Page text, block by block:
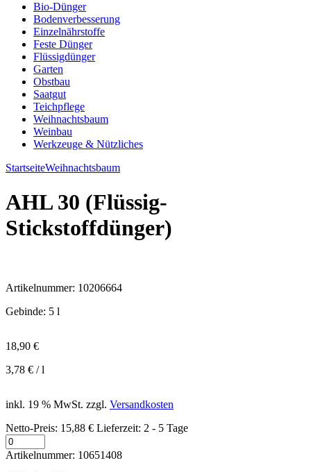
Bio-Dünger
Bodenverbesserung
Einzelnährstoffe
Feste Dünger
Flüssigdünger
Garten
Obstbau
Saatgut
Teichpflege
Weihnachtsbaum
Weinbau
Werkzeuge & Nützliches
StartseiteWeihnachtsbaum
AHL 30 (Flüssig-
Stickstoffdünger)
Artikelnummer: 10206664
Gebinde: 5 l
18,90 €
3,78 € /l
inkl. 19 % MwSt. zzgl. Versandkosten
Netto-Preis: 15,88 € Lieferzeit: 2 - 5 Tage
Anzahl
Artikelnummer: 10651408